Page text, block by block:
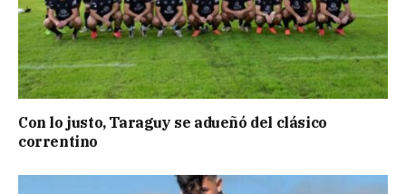
Con lo justo, Taraguy se adueñó del clásico
correntino